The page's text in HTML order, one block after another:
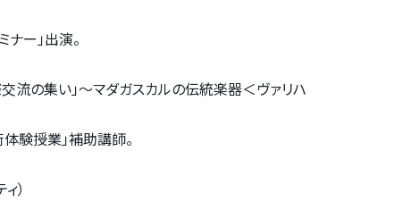
ー」出演。
の集い」～マダガスカルの伝統楽器＜ヴァリハ
験授業」補助講師。
）